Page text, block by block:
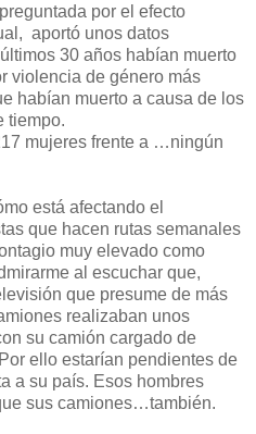
por el efecto
aportó unos datos
30 años habían muerto
violencia de género más
habían muerto a causa de los
tiempo.
mujeres frente a …ningún
está afectando el
que hacen rutas semanales
muy elevado como
al escuchar que,
que presume de más
realizaban unos
su camión cargado de
ello estarían pendientes de
a su país. Esos hombres
sus camiones…también.